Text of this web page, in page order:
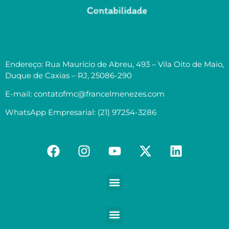
Endereço: Rua Maurício de Abreu, 493 – Vila Oito de Maio,
Duque de Caxias – RJ, 25086-290
E-mail: contatofmc@francelmenezes.com
WhatsApp Empresarial: (21) 97254-3286